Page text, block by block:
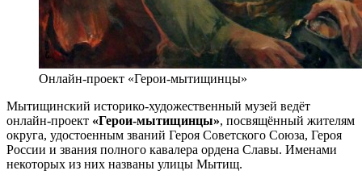
Онлайн-проект «Герои-мытищинцы»
Мытищинский историко-художественный музей ведёт
онлайн-проект «Герои-мытищинцы», посвящённый жителям
округа, удостоенным званий Героя Советского Союза, Героя
России и звания полного кавалера ордена Славы. Именами
некоторых из них названы улицы Мытищ.